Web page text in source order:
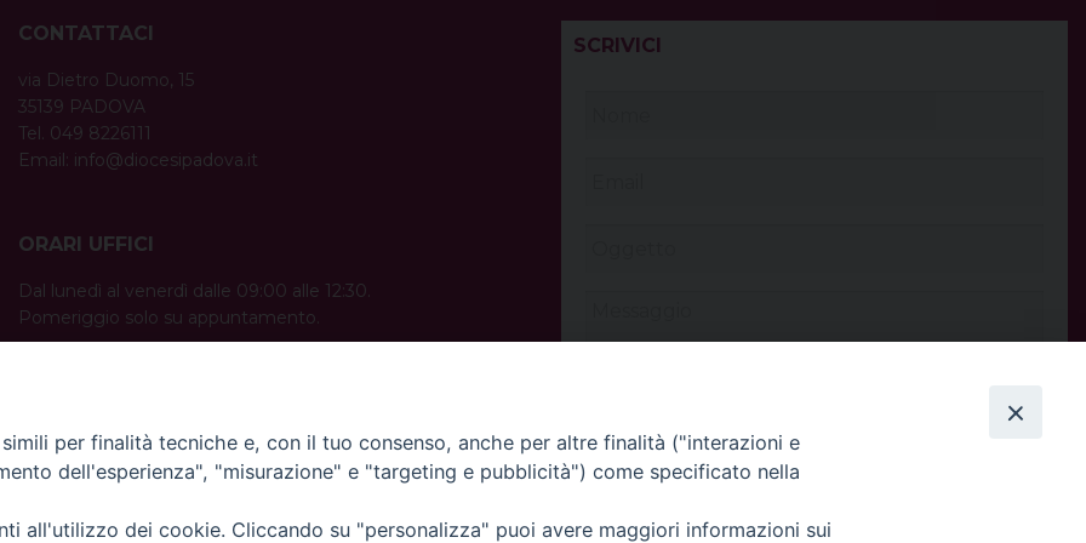
CONTATTACI
via Dietro Duomo, 15
35139 PADOVA
Tel. 049 8226111
Email: info@diocesipadova.it
ORARI UFFICI
Dal lunedì al venerdì dalle 09:00 alle 12:30.
Pomeriggio solo su appuntamento.
SCRIVICI
per finalità tecniche e, con il tuo consenso, anche per altre finalità ("interazioni e
dell'esperienza", "misurazione" e "targeting e pubblicità") come specificato nella
all'utilizzo dei cookie. Cliccando su "personalizza" puoi avere maggiori informazioni sui